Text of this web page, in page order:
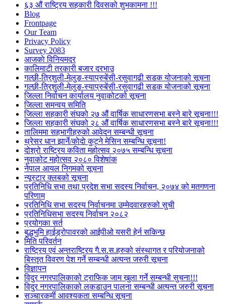
६३ औं राष्ट्रिय सहकारी दिवसको शुभकामना !!!
Blog
Frontpage
Our Team
Privacy Policy
Survey 2083
आजकाे विनियमदर
कालिमाटी तरकारी बजार दरभाउ
गल्छी-त्रिशुली-मेलुङ-स्याप्रुबेंसी-रसुवागढी सडक योजनाको सूचना
गल्छी-त्रिशुली-मेलुङ-स्याप्रुबेंसी-रसुवागढी सडक योजनाको सूचना
जिल्ला निर्वाचन कार्यालय नुवाकोटको सूचना
जिल्ला समन्वय समिति
जिल्ला सहकारी संघको २७ औं वार्षिक साधारणसभा बस्ने बारे सूचना!!!
जिल्ला सहकारी संघको २८ औं वार्षिक साधारणसभा बस्ने बारे सूचना!!!
तालिममा सहभागीहरुको आवेदन सम्बन्धी सूचना
थ्रेसर धान झार्ने/काेदाे कुट्ने मेसिन सम्बन्धि सूचना!
दोश्रो राष्ट्रिय कविता महोत्सव २०७५ सम्बन्धि सूचना
नुवाकोट महोत्सव २०८० विशेषांक
नेपाल आयल निगमको सूचना
न्यूस्टार क्लबको सूचना
प्रतिनिधि सभा तथा प्रदेश सभा सदस्य निर्वाचन, २०७४ को मतगणना
परिणाम
प्रतिनिधि सभा सदस्य निर्वाचनमा उम्मेदवारहरुको सुची
प्रतिनिधिसभा सदस्य निर्वाचन २०८२
प्रयोगका सर्त
बुद्धभुमि हाईड्रोपावरको आईपीओ यसरी हेर्न सकिन्छ
मिति परिवर्तन
राष्ट्रिय एवं अन्तराष्ट्रिय गै.स.स.हरुको संस्थागत र परियोजनाको
बिस्तृत विवरण पेश गर्ने सम्बन्धी अत्यन्त जरुरी सूचना
विज्ञापन
विदुर नगरपालिकाको ट्राफिक जाम खुला गर्ने सम्बन्धी सुचना!!!
विदुर नगरपालिकाको लकडाउन पालना सम्बन्धी अत्यन्त जरुरी सूचना
सञ्चारकर्मी आवश्यकता सम्बन्धि सूचना